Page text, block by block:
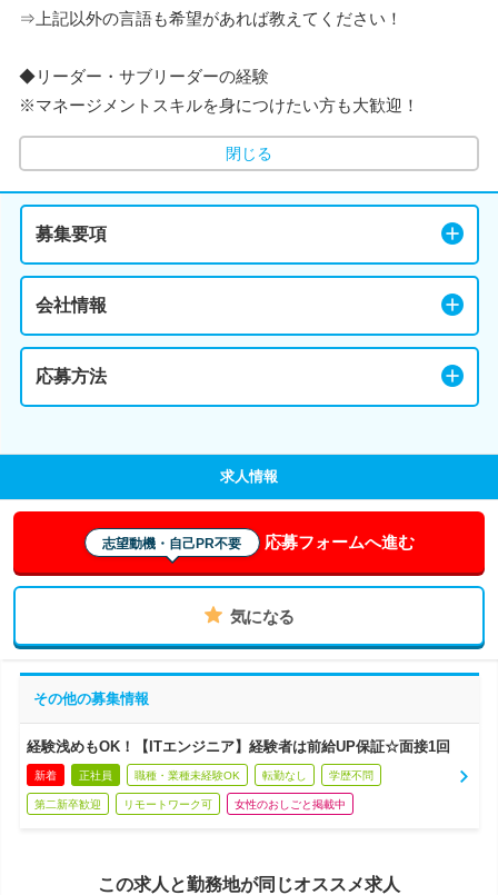
⇒上記以外の言語も希望があれば教えてください！
◆リーダー・サブリーダーの経験
※マネージメントスキルを身につけたい方も大歓迎！
閉じる
募集要項
会社情報
応募方法
求人情報
志望動機・自己PR不要 応募フォームへ進む
気になる
その他の募集情報
経験浅めもOK！【ITエンジニア】経験者は前給UP保証☆面接1回
新着 正社員 職種・業種未経験OK 転勤なし 学歴不問
第二新卒歓迎 リモートワーク可 女性のおしごと掲載中
この求人と勤務地が同じオススメ求人